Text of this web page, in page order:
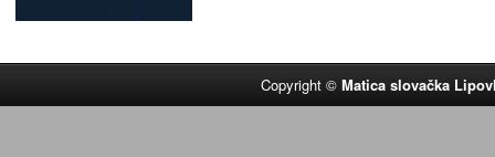
Copyright ©Matica slovačka